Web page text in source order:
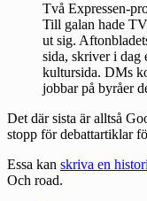
Två Expressen-
Till galan hade
ut sig.
sida, skriver i dag
kultursida. DMs
jobbar på byråer
Det där sista är alltså
stopp för debattartiklar
Essa kan skriva en
Och road.